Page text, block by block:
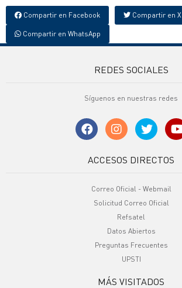
Compartir en Facebook Compartir en X
Compartir en WhatsApp
REDES SOCIALES
Síguenos en nuestras redes
ACCESOS DIRECTOS
Correo Oficial - Webmail
Solicitud Correo Oficial
Refsatel
Datos Abiertos
Preguntas Frecuentes
UPSTI
MÁS VISITADOS